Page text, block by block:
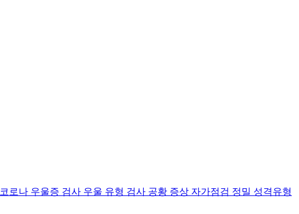
코로나 우울증 검사 우울 유형 검사 공황 증상 자가점검 정밀 성격유형